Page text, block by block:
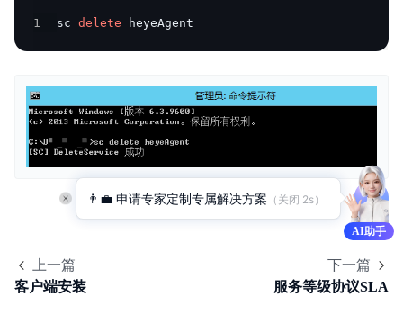
1 sc delete heyeAgent
上一篇
客户端安装
下一篇
服务等级协议SLA
AI助手
👨‍💼 申请专家定制专属解决方案 （关闭 2s）